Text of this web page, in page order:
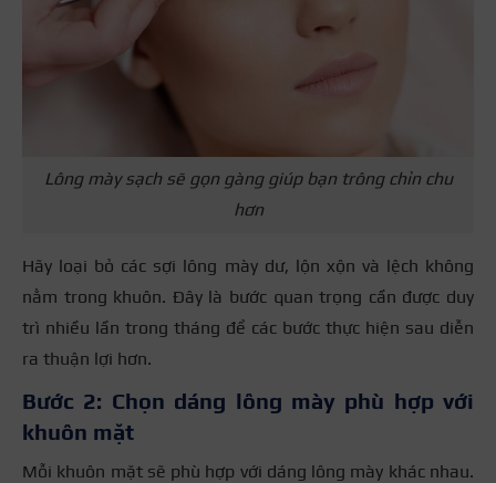
Lông mày sạch sẽ gọn gàng giúp bạn trông chỉn chu
hơn
Hãy loại bỏ các sợi lông mày dư, lộn xộn và lệch không
nằm trong khuôn. Đây là bước quan trọng cần được duy
trì nhiều lần trong tháng để các bước thực hiện sau diễn
ra thuận lợi hơn.
Bước 2: Chọn dáng lông mày phù hợp với
khuôn mặt
Mỗi khuôn mặt sẽ phù hợp với dáng lông mày khác nhau.